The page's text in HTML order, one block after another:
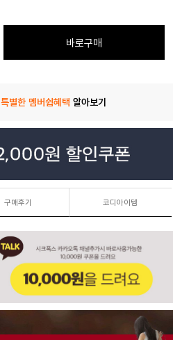
바로구매
특별한 멤버쉽혜택 알아보기
구매후기 코디아이템